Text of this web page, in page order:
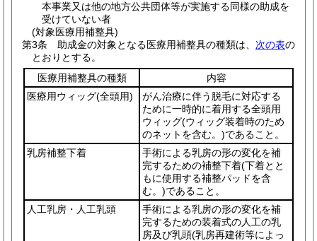
本事業又は他の地方公共団体等が実施する同様の助成を
受けていない者
(対象医療用補整具)
第3条
助成金の対象となる医療用補整具の種類は、 次の表の
とおりとする。
医療用補整具の種類
内容
医療用ウィッグ(全頭用)
がん治療に伴う脱毛に対応する
ために一時的に着用する全頭用
ウィッグ(ウィッグ装着時のため
のネットを含む。)であること。
乳房補整下着
手術による乳房の形の変化を補
完するための補整下着(下着とと
もに使用する補整パッドを含
む。)であること。
人工乳房・人工乳頭
手術による乳房の形の変化を補
完するための装着式の人工の乳
房及び乳頭(乳房再建術等によっ